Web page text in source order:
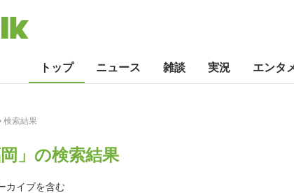
トップ ニュース 雑談 実況 エンタ
検索結果
」の検索結果
カイブを含む